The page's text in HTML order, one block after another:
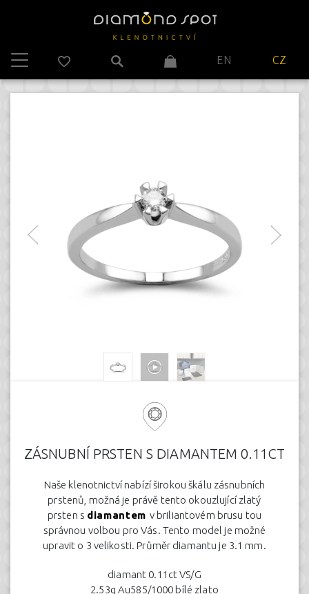
EN CZ
ZÁSNUBNÍ PRSTEN S DIAMANTEM 0.11CT
Naše klenotnictví nabízí širokou škálu zásnubních
prstenů, možná je právě tento okouzlující zlatý
prsten s diamantem v briliantovém brusu tou
správnou volbou pro Vás. Tento model je možné
upravit o 3 velikosti. Průměr diamantu je 3.1 mm.
diamant 0.11ct VS/G
2.53g Au585/1000 bílé zlato